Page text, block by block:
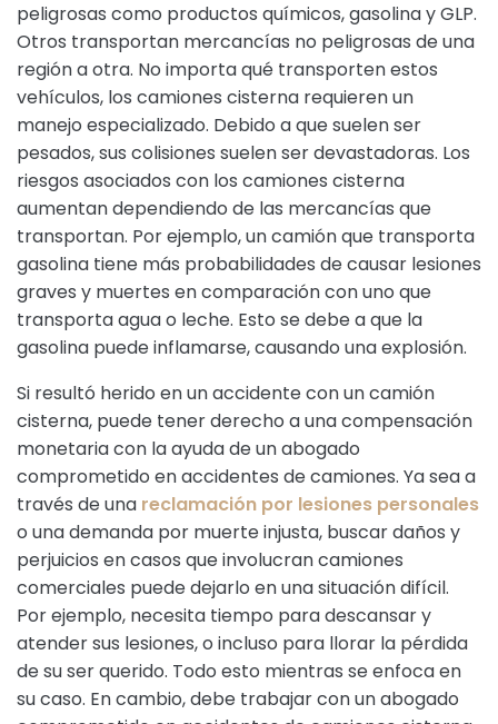
peligrosas como productos químicos, gasolina y GLP.
Otros transportan mercancías no peligrosas de una
región a otra. No importa qué transporten estos
vehículos, los camiones cisterna requieren un
manejo especializado. Debido a que suelen ser
pesados, sus colisiones suelen ser devastadoras. Los
riesgos asociados con los camiones cisterna
aumentan dependiendo de las mercancías que
transportan. Por ejemplo, un camión que transporta
gasolina tiene más probabilidades de causar lesiones
graves y muertes en comparación con uno que
transporta agua o leche. Esto se debe a que la
gasolina puede inflamarse, causando una explosión.
Si resultó herido en un accidente con un camión
cisterna, puede tener derecho a una compensación
monetaria con la ayuda de un abogado
comprometido en accidentes de camiones. Ya sea a
través de una reclamación por lesiones personales
o una demanda por muerte injusta, buscar daños y
perjuicios en casos que involucran camiones
comerciales puede dejarlo en una situación difícil.
Por ejemplo, necesita tiempo para descansar y
atender sus lesiones, o incluso para llorar la pérdida
de su ser querido. Todo esto mientras se enfoca en
su caso. En cambio, debe trabajar con un abogado